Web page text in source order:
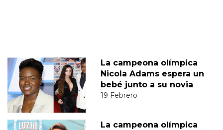
La campeona olímpica
Nicola Adams espera un
bebé junto a su novia
19 Febrero
La campeona olímpica